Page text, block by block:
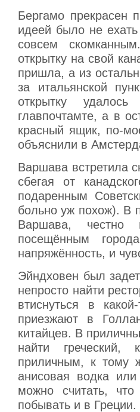
Бергамо прекрасен
идеей было не
совсем
открытку на свой
пришла, а из
за итальянской
открытку
главпочтамте, а в
красный ящик, по-
объяснили в
Варшава встретила
сбегая от
подаренным
больно уж похож). В
Варшава, честно
посещённым
напряжённость, и
Эйндховен был
непросто найти
втиснуться в
приезжают в
китайцев. В
найти греческий,
приличным, к тому
анисовая водка
можно считать,
побывать и в Греции.